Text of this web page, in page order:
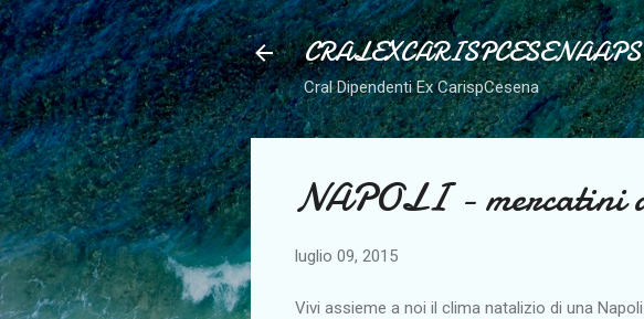
CRALEXCARISPCESENAAPS
Cral Dipendenti Ex CarispCesena
NAPOLI - mercatini
luglio 09, 2015
Vivi assieme a noi il clima natalizio di una